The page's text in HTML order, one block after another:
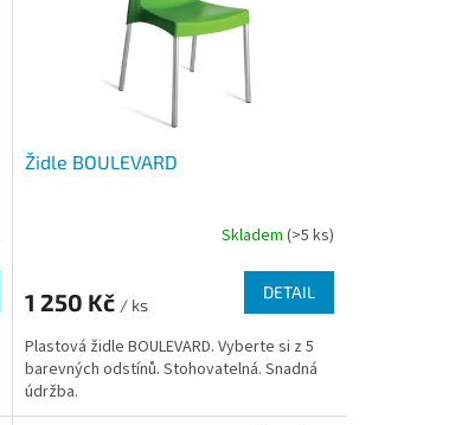
Židle BOULEVARD
Skladem (>5 ks)
1 250 Kč / ks
DETAIL
Plastová židle BOULEVARD. Vyberte si z 5
barevných odstínů. Stohovatelná. Snadná
údržba.